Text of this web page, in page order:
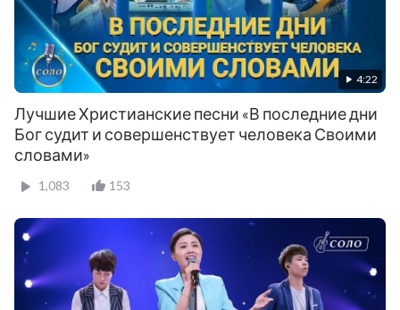
4:22
Лучшие Христианские песни «В последние дни
Бог судит и совершенствует человека Своими
словами»
1,083 153